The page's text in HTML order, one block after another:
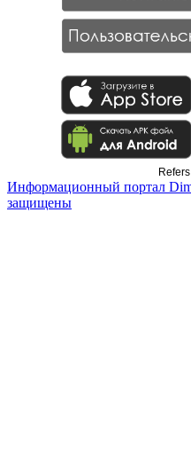
Информационный портал
защищены